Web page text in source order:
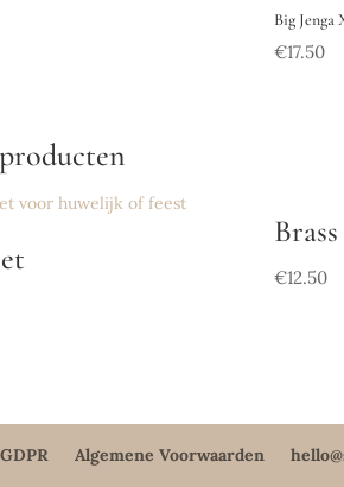
Big Jenga
€17.50
€12.50
Algemene Voorwaarden